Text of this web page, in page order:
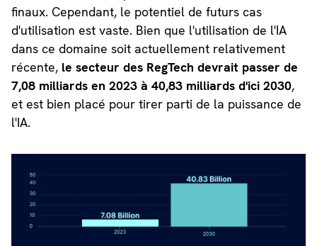
finaux. Cependant, le potentiel de futurs cas
d'utilisation est vaste. Bien que l'utilisation de l'IA
dans ce domaine soit actuellement relativement
récente, le secteur des RegTech devrait passer de
7,08 milliards en 2023 à 40,83 milliards d'ici 2030,
et est bien placé pour tirer parti de la puissance de
l'IA.